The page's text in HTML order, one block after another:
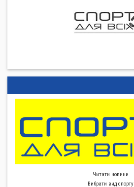
Читати новини
Вибрати вид спорту